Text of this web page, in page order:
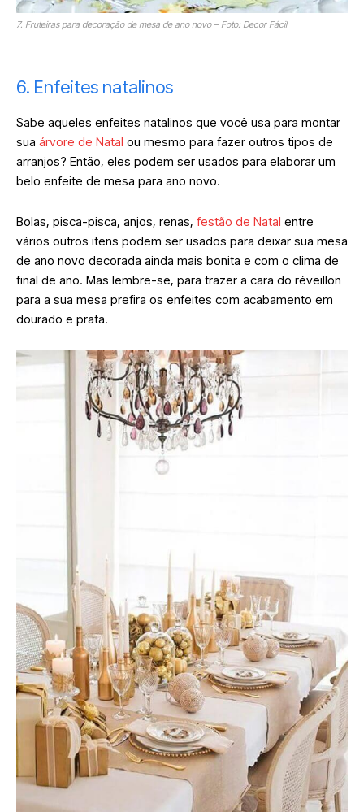
7. Fruteiras para decoração de mesa de ano novo – Foto: Decor Fácil
6. Enfeites natalinos
Sabe aqueles enfeites natalinos que você usa para montar
sua árvore de Natal ou mesmo para fazer outros tipos de
arranjos? Então, eles podem ser usados para elaborar um
belo enfeite de mesa para ano novo.
Bolas, pisca-pisca, anjos, renas, festão de Natal entre
vários outros itens podem ser usados para deixar sua mesa
de ano novo decorada ainda mais bonita e com o clima de
final de ano. Mas lembre-se, para trazer a cara do réveillon
para a sua mesa prefira os enfeites com acabamento em
dourado e prata.